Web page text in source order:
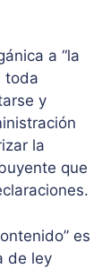
a “la
toda
y
la
que
es
de ley